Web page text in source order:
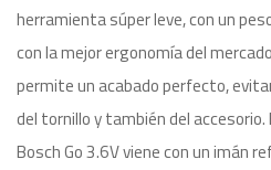
herramienta súper leve, con un
con la mejor ergonomía del
permite un acabado perfecto,
del tornillo y también del
Bosch Go 3.6V viene con un imán